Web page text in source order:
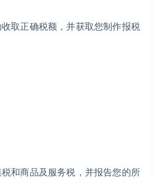
取正确税额，并获取您制作报税
和商品及服务税，并报告您的所